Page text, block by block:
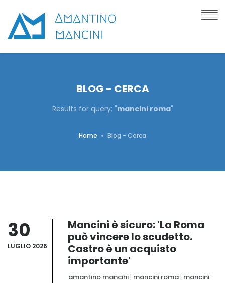
BLOG - CERCA
Results for query: "mancini roma"
Home Blog - Cerca
30
LUGLIO 2026
Mancini è sicuro: 'La Roma
può vincere lo scudetto.
Castro è un acquisto
importante'
amantino mancini | mancini roma | mancini